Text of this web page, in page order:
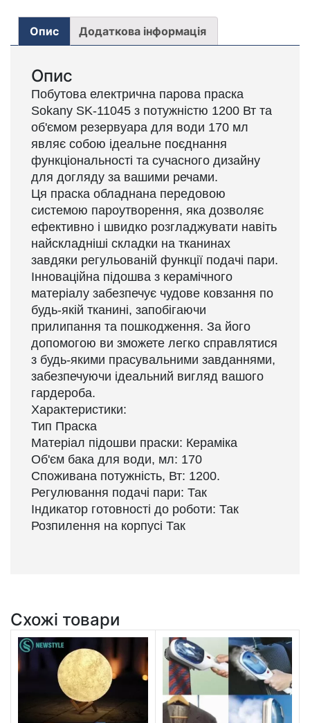
Опис Додаткова інформація
Опис
Побутова електрична парова праска
Sokany SK-11045 з потужністю 1200 Вт та
об'ємом резервуара для води 170 мл
являє собою ідеальне поєднання
функціональності та сучасного дизайну
для догляду за вашими речами.
Ця праска обладнана передовою
системою пароутворення, яка дозволяє
ефективно і швидко розгладжувати навіть
найскладніші складки на тканинах
завдяки регульованій функції подачі пари.
Інноваційна підошва з керамічного
матеріалу забезпечує чудове ковзання по
будь-якій тканині, запобігаючи
прилипання та пошкодження. За його
допомогою ви зможете легко справлятися
з будь-якими прасувальними завданнями,
забезпечуючи ідеальний вигляд вашого
гардероба.
Характеристики:
Тип Праска
Матеріал підошви праски: Кераміка
Об'єм бака для води, мл: 170
Споживана потужність, Вт: 1200.
Регулювання подачі пари: Так
Індикатор готовності до роботи: Так
Розпилення на корпусі Так
Схожі товари